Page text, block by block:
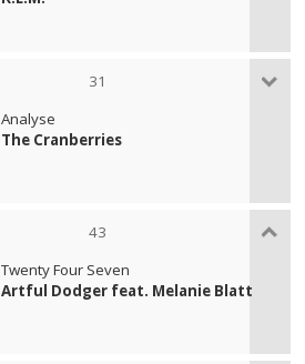
31
Analyse
The Cranberries
43
Twenty Four Seven
Artful Dodger feat. Melanie Blatt